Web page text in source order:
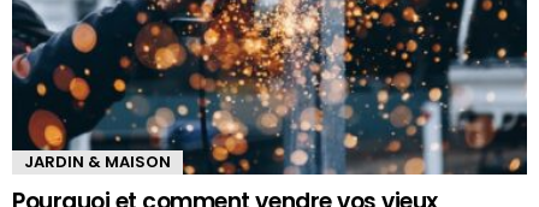
JARDIN & MAISON